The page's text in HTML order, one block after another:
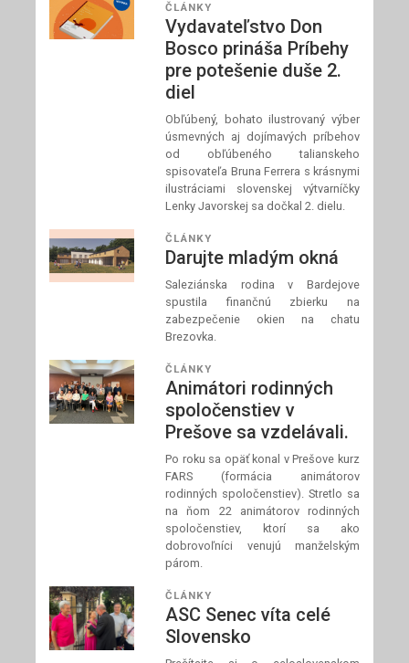
ČLÁNKY
Vydavateľstvo Don
Bosco prináša Príbehy
pre potešenie duše 2.
diel
Obľúbený, bohato ilustrovaný výber
úsmevných aj dojímavých príbehov
od obľúbeného talianskeho
spisovateľa Bruna Ferrera s krásnymi
ilustráciami slovenskej výtvarníčky
Lenky Javorskej sa dočkal 2. dielu.
ČLÁNKY
Darujte mladým okná
Saleziánska rodina v Bardejove
spustila finančnú zbierku na
zabezpečenie okien na chatu
Brezovka.
ČLÁNKY
Animátori rodinných
spoločenstiev v
Prešove sa vzdelávali.
Po roku sa opäť konal v Prešove kurz
FARS (formácia animátorov
rodinných spoločenstiev). Stretlo sa
na ňom 22 animátorov rodinných
spoločenstiev, ktorí sa ako
dobrovoľníci venujú manželským
párom.
ČLÁNKY
ASC Senec víta celé
Slovensko